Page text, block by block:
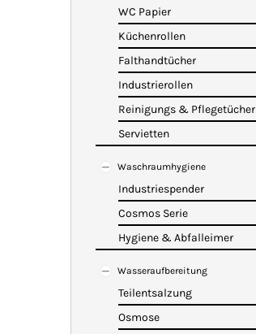
WC Papier
Küchenrollen
Falthandtücher
Industrierollen
Reinigungs & Pflegetücher
Servietten
Waschraumhygiene
Industriespender
Cosmos Serie
Hygiene & Abfalleimer
Wasseraufbereitung
Teilentsalzung
Osmose